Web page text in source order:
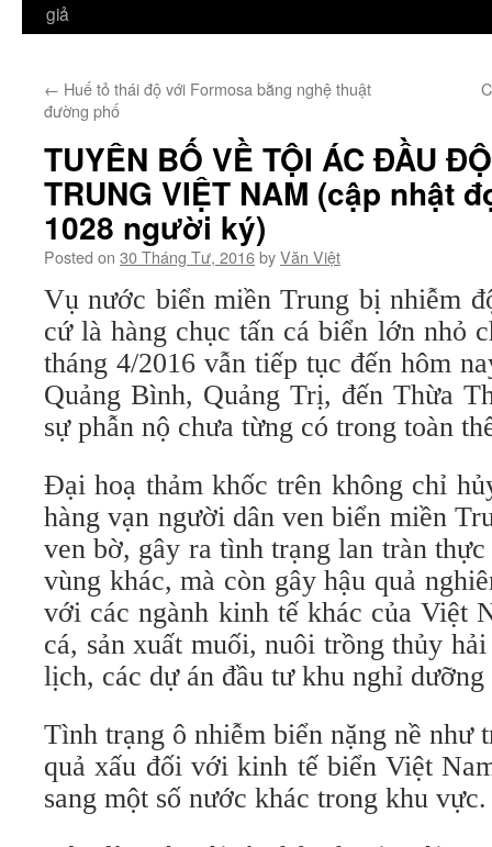
giả
← Huế tỏ thái độ với Formosa bằng nghệ thuật
đường phố
TUYÊN BỐ VỀ TỘI ÁC ĐẦU
TRUNG VIỆT NAM (cập nhật
1028 người ký)
Posted on 30 Tháng Tư, 2016byVăn Việt
Vụ nước biển miền Trung bị nhiễm
cứ là hàng chục tấn cá biển lớn nhỏ
tháng 4/2016 vẫn tiếp tục đến hôm
Quảng Bình, Quảng Trị, đến Thừa
sự phẫn nộ chưa từng có trong toàn
Đại hoạ thảm khốc trên không chỉ
hàng vạn người dân ven biển miền
ven bờ, gây ra tình trạng lan tràn
vùng khác, mà còn gây hậu quả
với các ngành kinh tế khác của Việt
cá, sản xuất muối, nuôi trồng thủy
lịch, các dự án đầu tư khu nghỉ
Tình trạng ô nhiễm biển nặng nề như
quả xấu đối với kinh tế biển Việt
sang một số nước khác trong khu vực.